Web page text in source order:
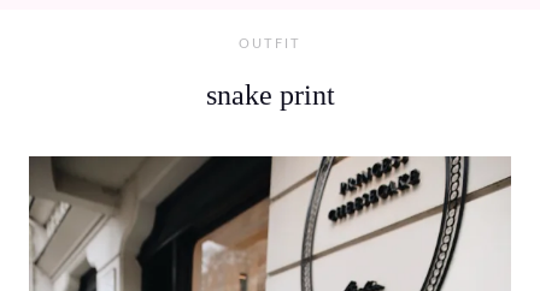
OUTFIT
snake print